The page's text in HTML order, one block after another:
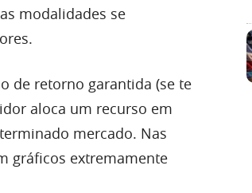
modalidades se
de retorno garantida (se te
aloca um recurso em
mercado. Nas
gráficos extremamente